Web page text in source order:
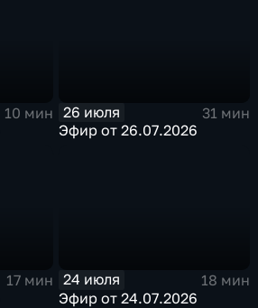
10 мин
26 июля
31 мин
Эфир от 26.07.2026
17 мин
24 июля
18 мин
Эфир от 24.07.2026